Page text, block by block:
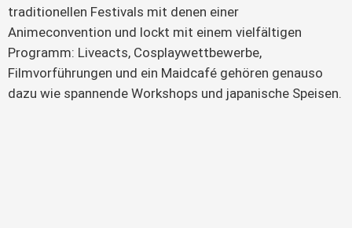
traditionellen Festivals mit denen einer
Animeconvention und lockt mit einem vielfältigen
Programm: Liveacts, Cosplaywettbewerbe,
Filmvorführungen und ein Maidcafé gehören genauso
dazu wie spannende Workshops und japanische Speisen.